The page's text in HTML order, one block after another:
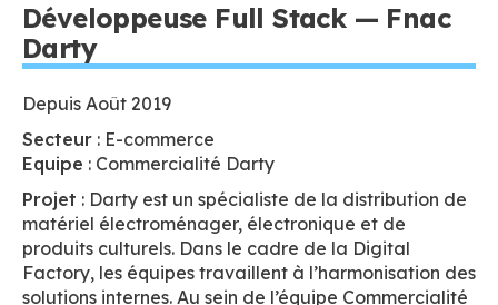
Développeuse Full Stack — Fnac
Darty
Depuis Août 2019
Secteur : E-commerce
Equipe : Commercialité Darty
Projet : Darty est un spécialiste de la distribution de
matériel électroménager, électronique et de
produits culturels. Dans le cadre de la Digital
Factory, les équipes travaillent à l’harmonisation des
solutions internes. Au sein de l’équipe Commercialité